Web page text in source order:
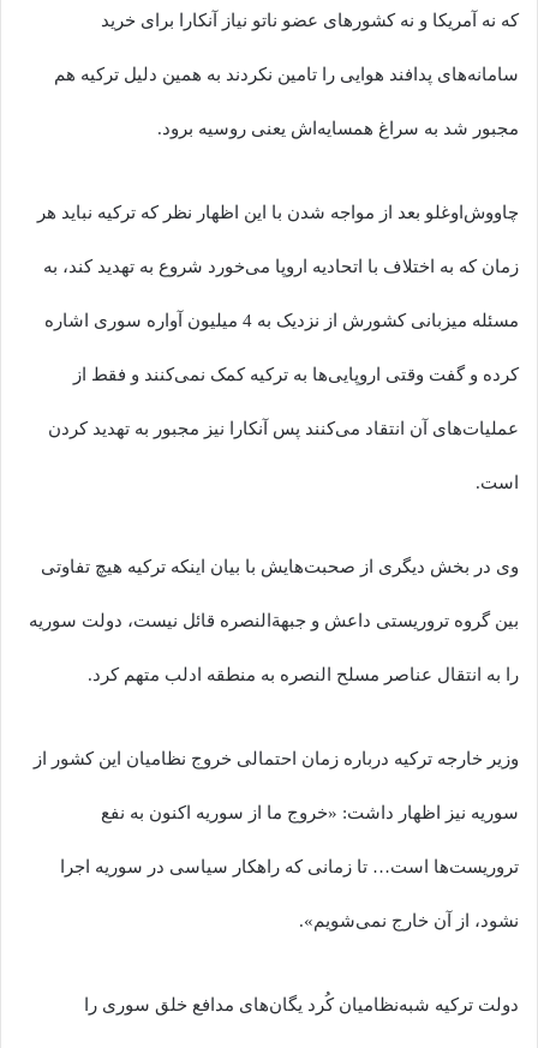
که نه آمریکا و نه کشورهای عضو ناتو نیاز آنکارا برای خرید
سامانه‌های پدافند هوایی را تامین نکردند به همین دلیل ترکیه هم
مجبور شد به سراغ همسایه‌اش یعنی روسیه برود.
چاووش‌اوغلو بعد از مواجه شدن با این اظهار نظر که ترکیه نباید هر
زمان که به اختلاف با اتحادیه اروپا می‌خورد شروع به تهدید کند، به
مسئله میزبانی کشورش از نزدیک به 4 میلیون آواره سوری اشاره
کرده و گفت وقتی اروپایی‌ها به ترکیه کمک نمی‌کنند و فقط از
عملیات‌های آن انتقاد می‌کنند پس آنکارا نیز مجبور به تهدید کردن
است.
وی در بخش دیگری از صحبت‌هایش با بیان اینکه ترکیه هیچ تفاوتی
بین گروه تروریستی داعش و جبهة‌النصره قائل نیست، دولت سوریه
را به انتقال عناصر مسلح النصره به منطقه ادلب متهم کرد.
وزیر خارجه ترکیه درباره زمان احتمالی خروج نظامیان این کشور از
سوریه نیز اظهار داشت: «خروج ما از سوریه اکنون به نفع
تروریست‌ها است… تا زمانی که راهکار سیاسی در سوریه اجرا
نشود، از آن خارج نمی‌شویم».
دولت ترکیه شبه‌نظامیان کُرد یگان‌های مدافع خلق سوری را